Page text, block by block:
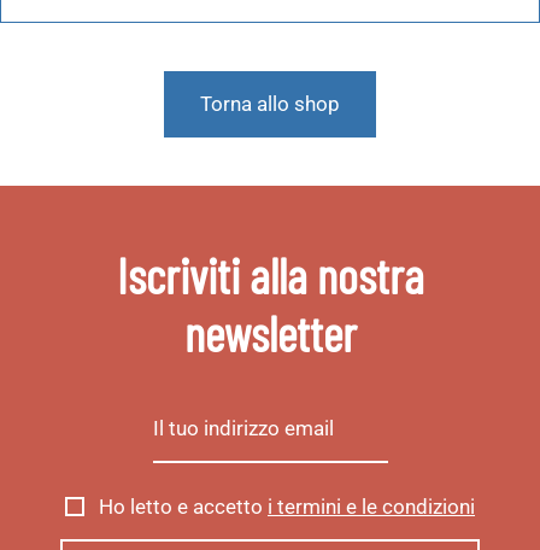
Torna allo shop
Iscriviti alla nostra
newsletter
Ho letto e accetto i termini e le condizioni